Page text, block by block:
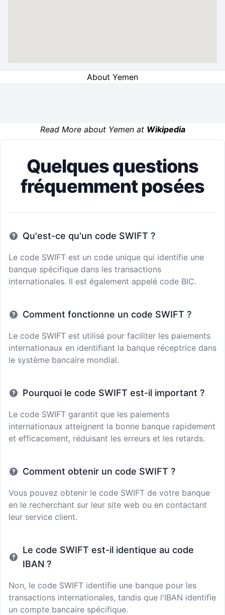
About Yemen
Read More about Yemen at Wikipedia
Quelques questions
fréquemment posées
Qu'est-ce qu'un code SWIFT ?
Le code SWIFT est un code unique qui identifie une
banque spécifique dans les transactions
internationales. Il est également appelé code BIC.
Comment fonctionne un code SWIFT ?
Le code SWIFT est utilisé pour faciliter les paiements
internationaux en identifiant la banque réceptrice dans
le système bancaire mondial.
Pourquoi le code SWIFT est-il important ?
Le code SWIFT garantit que les paiements
internationaux atteignent la bonne banque rapidement
et efficacement, réduisant les erreurs et les retards.
Comment obtenir un code SWIFT ?
Vous pouvez obtenir le code SWIFT de votre banque
en le recherchant sur leur site web ou en contactant
leur service client.
Le code SWIFT est-il identique au code
IBAN ?
Non, le code SWIFT identifie une banque pour les
transactions internationales, tandis que l'IBAN identifie
un compte bancaire spécifique.